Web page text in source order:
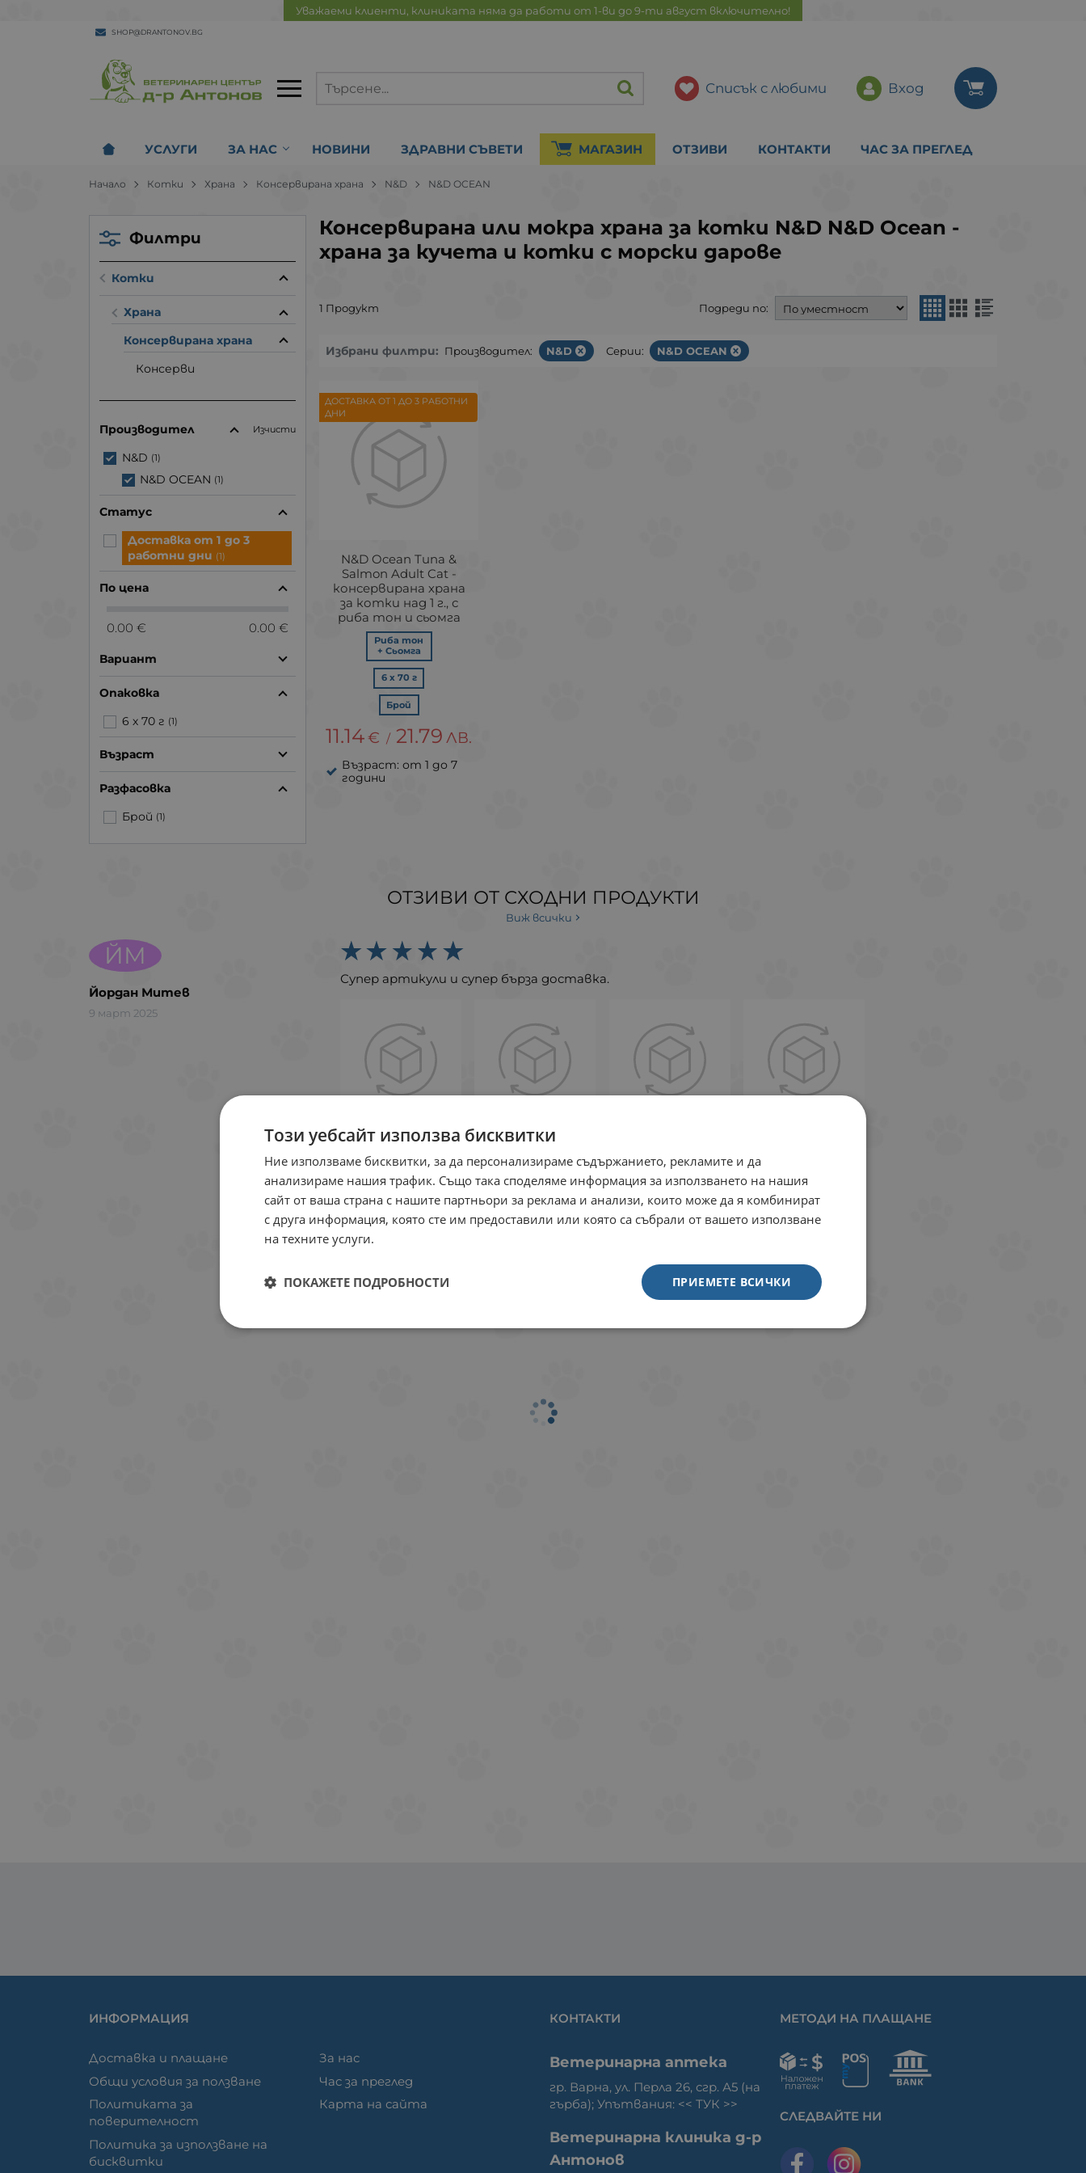
Уважаеми клиенти, клиниката няма да работи от 1-ви до 9-ти август включително!
SHOP@DRANTONOV.BG
Списък с любими Вход
УСЛУГИ ЗА НАС НОВИНИ ЗДРАВНИ СЪВЕТИ МАГАЗИН ОТЗИВИ КОНТАКТИ ЧАС ЗА ПРЕГЛЕД
Начало Котки Храна Консервирана храна N&D N&D OCEAN
Консервирана или мокра храна за котки N&D N&D Ocean -
храна за кучета и котки с морски дарове
1 Продукт Подреди по:
Избрани филтри: Производител: N&D Серии: N&D OCEAN
N&D Ocean Tuna &
Salmon Adult Cat -
консервирана храна
за котки над 1 г., с
риба тон и сьомга
Риба тон
+ Сьомга
6 х 70 г
Брой
11.14€ / 21.79 ЛВ.
Възраст: от 1 до 7
години
ДОСТАВКА ОТ 1 ДО 3 РАБОТНИ
ДНИ
Филтри
Котки
Храна
Консервирана храна
Консерви
Статус
Доставка от 1 до 3
работни дни (1)
Производител Изчисти
N&D (1)
N&D OCEAN (1)
По цена
0.00 € 0.00 €
Вариант
Опаковка
6 х 70 г (1)
Възраст
Разфасовка
Брой (1)
ОТЗИВИ ОТ СХОДНИ ПРОДУКТИ
Виж всички
ЙМ
Йордан Митев
9 март 2025
Супер артикули и супер бърза доставка.
Закупен Закупен
Закупен
+ 9 още
ИНФОРМАЦИЯ
Доставка и плащане
Общи условия за ползване
Политиката за
поверителност
Политика за използване на
бисквитки
За нас
Час за преглед
Карта на сайта
КОНТАКТИ
Ветеринарна аптека
гр. Варна, ул. Перла 26, сгр. А5 (на
гърба); Упътвания: <<ТУК >>
Ветеринарна клиника д-р
Антонов
МЕТОДИ НА ПЛАЩАНЕ
СЛЕДВАЙТЕ НИ
Този уебсайт използва бисквитки
Ние използваме бисквитки, за да персонализираме съдържанието, рекламите и да
анализираме нашия трафик. Също така споделяме информация за използването на нашия
сайт от ваша страна с нашите партньори за реклама и анализи, които може да я комбинират
с друга информация, която сте им предоставили или която са събрали от вашето използване
на техните услуги.
ПРИЕМЕТЕ ВСИЧКИ
ПОКАЖЕТЕ ПОДРОБНОСТИ